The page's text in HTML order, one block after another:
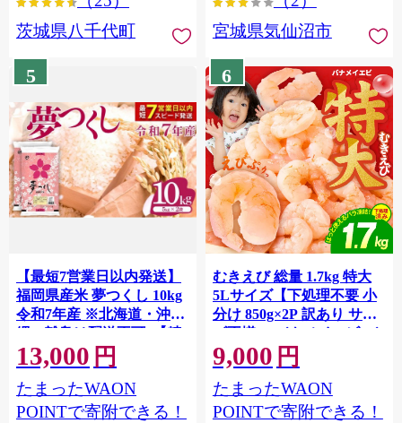
茨城県八千代町
宮城県気仙沼市
5
【最短7営業日以内発送】
福岡県産米 夢つくし 10kg
令和7年産 ※北海道・沖
縄・離島は配送不可 |【精
米 単一米 単一原料米 7年
産 国産 お米 ブランド米
5kg × 2 ゆめつくし】
CY009_01
13,000 円
たまったWAON
POINTで寄附できる！
6
むきえび 総量 1.7kg 特大
5Lサイズ【下処理不要 小
分け 850g×2P 訳あり サイ
ズ不揃い バナメイエビ バ
ラ凍結】 G4142
9,000 円
たまったWAON
POINTで寄附できる！